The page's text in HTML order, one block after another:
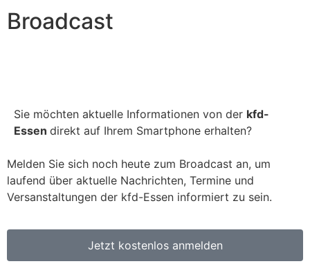
Broadcast
Sie möchten aktuelle Informationen von der kfd-
Essen direkt auf Ihrem Smartphone erhalten?
Melden Sie sich noch heute zum Broadcast an, um
laufend über aktuelle Nachrichten, Termine und
Versanstaltungen der kfd-Essen informiert zu sein.
Jetzt kostenlos anmelden